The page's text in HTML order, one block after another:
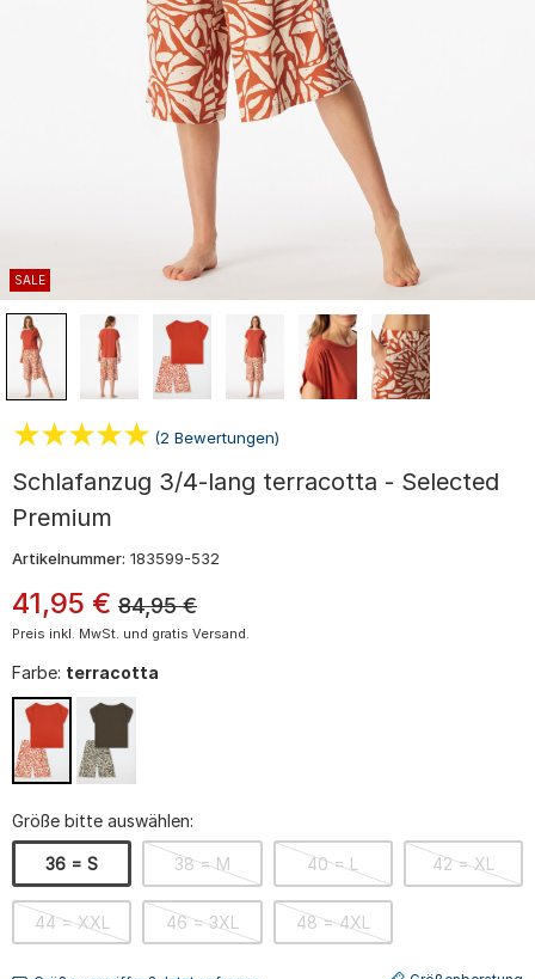
SALE
(2 Bewertungen)
Schlafanzug 3/4-lang terracotta - Selected
Premium
Artikelnummer: 183599-532
41,95 € 84,95 €
Preis inkl. MwSt. und gratis Versand.
Farbe: terracotta
Größe bitte auswählen:
36 = S 38 = M 40 = L 42 = XL
44 = XXL 46 = 3XL 48 = 4XL